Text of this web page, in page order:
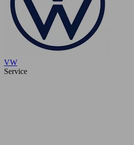
VW
Service